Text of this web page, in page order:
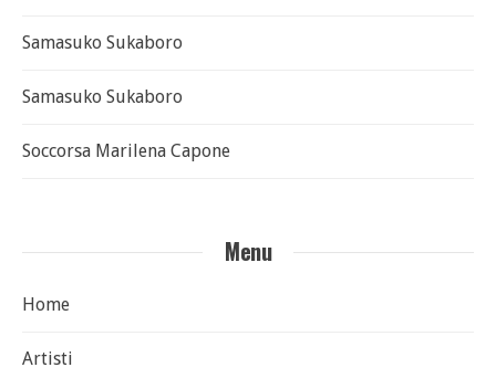
Samasuko Sukaboro
Samasuko Sukaboro
Soccorsa Marilena Capone
Menu
Home
Artisti